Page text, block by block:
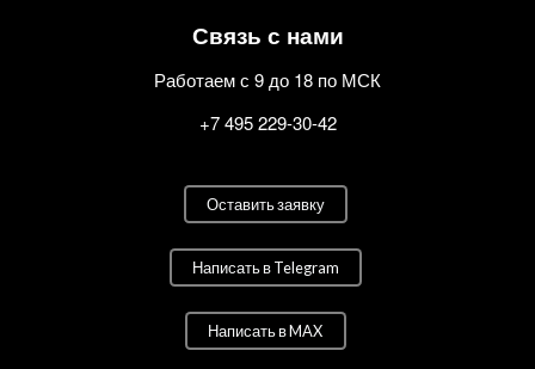
Связь с нами
Работаем с 9 до 18 по МСК
+7 495 229-30-42
Оставить заявку
Написать в Telegram
Написать в MAX